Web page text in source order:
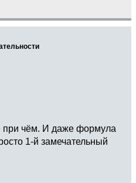
при чём. И даже формула
1-й замечательный